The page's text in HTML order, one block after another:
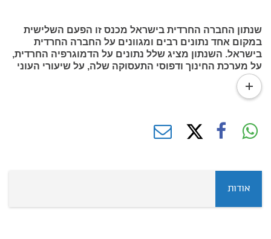
שנתון החברה החרדית בישראל מכנס זו הפעם השלישית
במקום אחד נתונים רבים ומגוונים על החברה החרדית
בישראל. השנתון מציג שלל נתונים על הדמוגרפיה החרדית,
על מערכת החינוך ודפוסי התעסוקה שלה, על שיעורי העוני
בקרבה ועל רמת החיים ואורחות החיים שלה ומנתח את
המגמות העולות מהם.
read
more
אודות